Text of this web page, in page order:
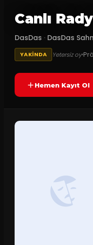
Canlı
DasDas · DasDas
YAKINDA Yetersiz oy
Hemen Kayıt Ol